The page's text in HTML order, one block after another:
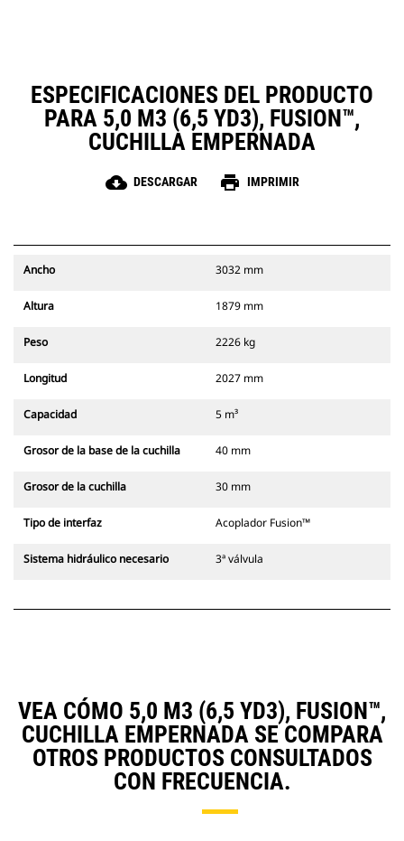
ESPECIFICACIONES DEL PRODUCTO
PARA 5,0 M3 (6,5 YD3), FUSION™,
CUCHILLA EMPERNADA
cloud_download DESCARGAR print IMPRIMIR
Ancho 3032 mm
Altura 1879 mm
Peso 2226 kg
Longitud 2027 mm
Capacidad 5 m³
Grosor de la base de la cuchilla 40 mm
Grosor de la cuchilla 30 mm
Tipo de interfaz Acoplador Fusion™
Sistema hidráulico necesario 3ª válvula
VEA CÓMO 5,0 M3 (6,5 YD3), FUSION™,
CUCHILLA EMPERNADA SE COMPARA
OTROS PRODUCTOS CONSULTADOS
CON FRECUENCIA.